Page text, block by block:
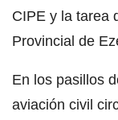
CIPE y la tarea
Provincial de
En los pasillos
aviación civil